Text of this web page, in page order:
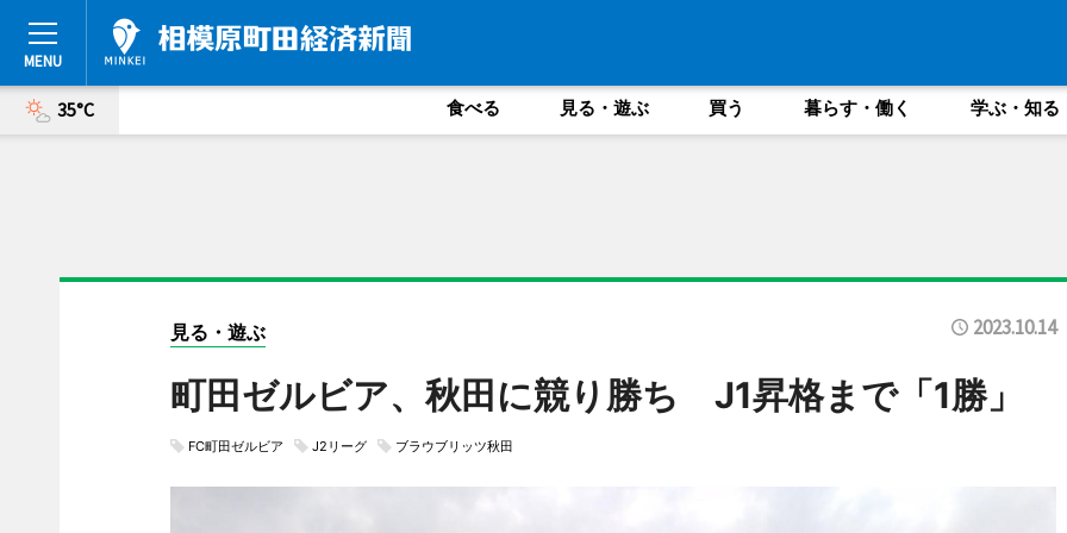
35°C 食べる 見る・遊ぶ 買う 暮らす・働く 学ぶ・知る
見る・遊ぶ 2023.10.14
町田ゼルビア、秋田に競り勝ち J1昇格まで「1勝」
FC町田ゼルビア J2リーグ ブラウブリッツ秋田